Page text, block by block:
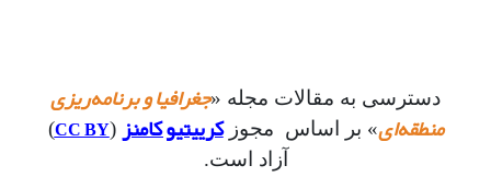
دسترسی به مقالات مجله «جغرافیا و برنامه‌ریزی
منطقه‌ای» بر اساس مجوزکرییتیو کامنز (
CC BY
)
آزاد است.